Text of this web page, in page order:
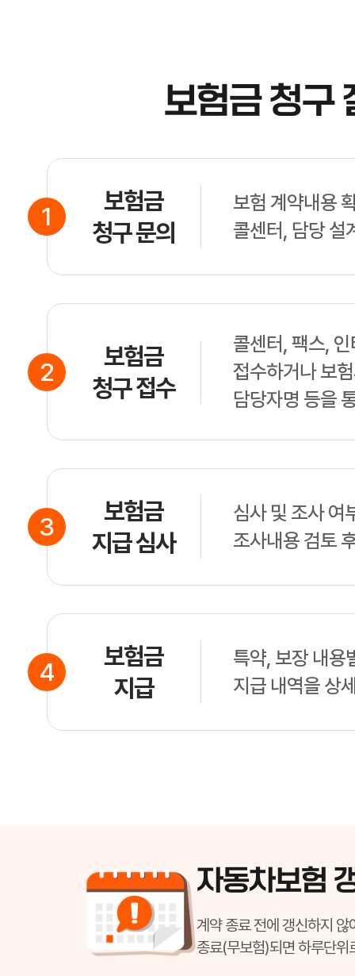
보험금 청구
1
보험금
청구 문의
보험 계약내용
콜센터, 담당 설
2
보험금
청구 접수
콜센터, 팩스,
접수하거나 보
담당자명 등을
3
보험금
지급 심사
심사 및 조사 여
조사내용 검토
4
보험금
지급
특약, 보장 내용
지급 내역을 상
자동차보험
계약 종료 전에 갱신하지 않
종료(무보험)되면 하루단위